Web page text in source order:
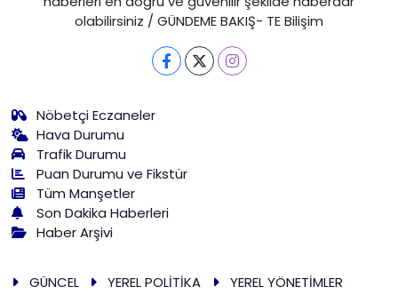
olabilirsiniz / GÜNDEME BAKIŞ- TE Bilişim
Nöbetçi Eczaneler
Hava Durumu
Trafik Durumu
Puan Durumu ve Fikstür
Tüm Manşetler
Son Dakika Haberleri
Haber Arşivi
GÜNCEL YEREL POLİTİKA
YEREL YÖNETİMLER